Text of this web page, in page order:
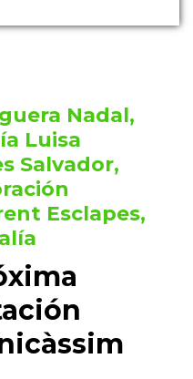
Nadal,
Luisa
Salvador,
Esclapes,